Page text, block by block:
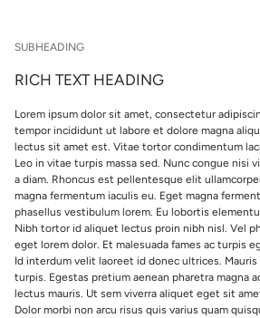
SUBHEADING
RICH TEXT HEADING
Lorem ipsum dolor sit amet, consectetur
tempor incididunt ut labore et dolore magna
lectus sit amet est. Vitae tortor condimentum
Leo in vitae turpis massa sed. Nunc congue nisi
a diam. Rhoncus est pellentesque elit
magna fermentum iaculis eu. Eget magna
phasellus vestibulum lorem. Eu lobortis
Nibh tortor id aliquet lectus proin nibh nisl. Vel
eget lorem dolor. Et malesuada fames ac turpis
Id interdum velit laoreet id donec ultrices.
turpis. Egestas pretium aenean pharetra magna
lectus mauris. Ut sem viverra aliquet eget sit
Dolor morbi non arcu risus quis varius quam